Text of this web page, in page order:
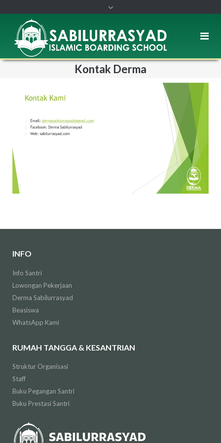
Kontak Derma
INFO
Info Santri
Lowongan Pekerjaan
Derma Sabilurrasyad
Beasiswa
WhatsApp Kami
RUMAH TANGGA & KESANTRIAN
Struktur Organisasi
Staff
Buku Pegangan Santri
Buku Prestasi Santri